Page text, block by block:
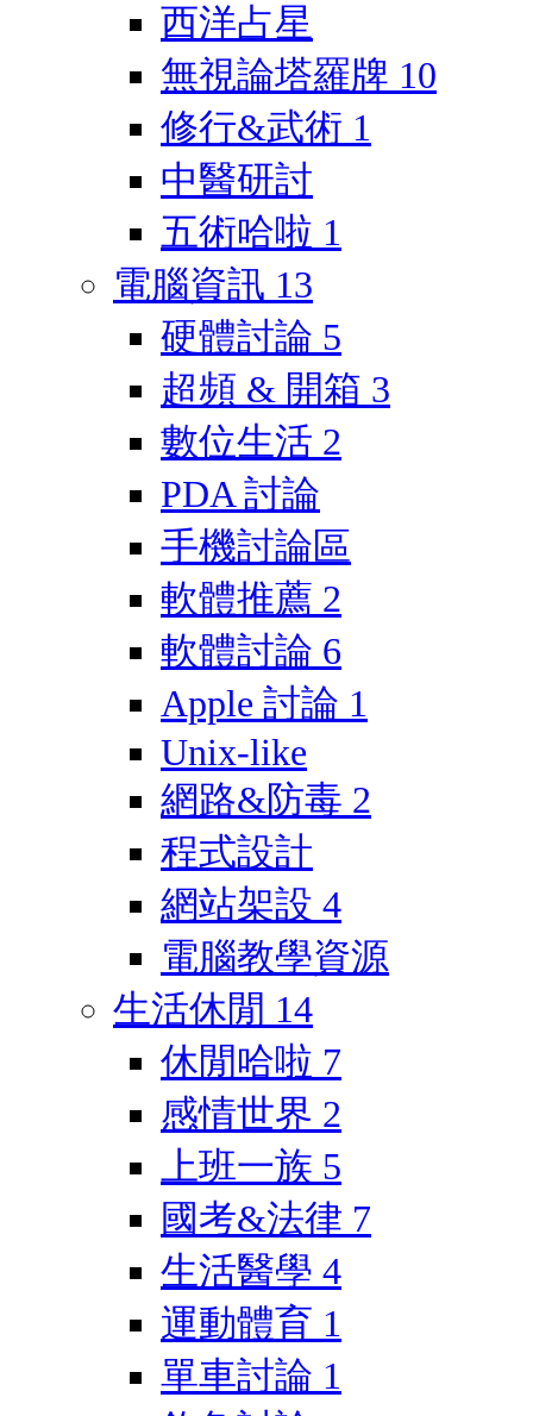
西洋占星
無視論塔羅牌 10
修行&武術 1
中醫研討
五術哈啦 1
電腦資訊 13
硬體討論 5
超頻 & 開箱 3
數位生活 2
PDA 討論
手機討論區
軟體推薦 2
軟體討論 6
Apple 討論 1
Unix-like
網路&防毒 2
程式設計
網站架設 4
電腦教學資源
生活休閒 14
休閒哈啦 7
感情世界 2
上班一族 5
國考&法律 7
生活醫學 4
運動體育 1
單車討論 1